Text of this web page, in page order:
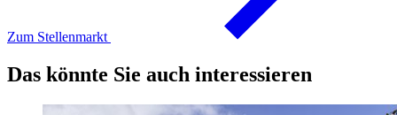
Zum Stellenmarkt
Das könnte Sie auch interessieren